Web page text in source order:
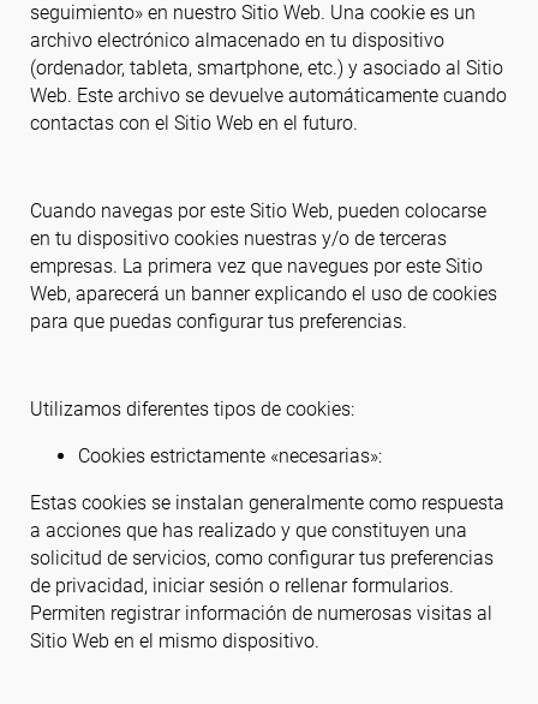
seguimiento» en nuestro Sitio Web. Una cookie es un
archivo electrónico almacenado en tu dispositivo
(ordenador, tableta, smartphone, etc.) y asociado al Sitio
Web. Este archivo se devuelve automáticamente cuando
contactas con el Sitio Web en el futuro.
Cuando navegas por este Sitio Web, pueden colocarse
en tu dispositivo cookies nuestras y/o de terceras
empresas. La primera vez que navegues por este Sitio
Web, aparecerá un banner explicando el uso de cookies
para que puedas configurar tus preferencias.
Utilizamos diferentes tipos de cookies:
Cookies estrictamente «necesarias»:
Estas cookies se instalan generalmente como respuesta
a acciones que has realizado y que constituyen una
solicitud de servicios, como configurar tus preferencias
de privacidad, iniciar sesión o rellenar formularios.
Permiten registrar información de numerosas visitas al
Sitio Web en el mismo dispositivo.